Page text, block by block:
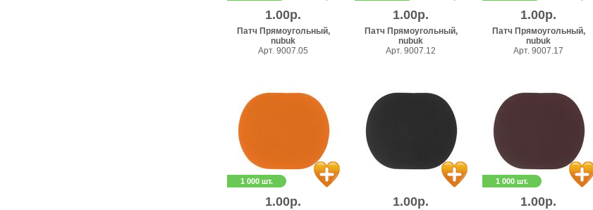
1.00р.
Патч Прямоугольный,
nubuk
Арт. 9007.05
1.00р.
Патч Прямоугольный,
nubuk
Арт. 9007.12
1.00р.
Патч Прямоугольный,
nubuk
Арт. 9007.17
1 000 шт.
1.00р. 1.00р.
1 000 шт.
1.00р.